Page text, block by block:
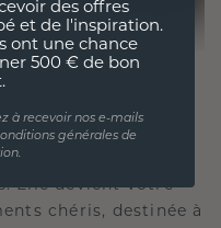
de design est de
étant conçue pour
Elle devient votre
chéris, destinée à
des offres
et de l'inspiration.
ont une chance
500 € de bon
à recevoir nos e-mails
générales de